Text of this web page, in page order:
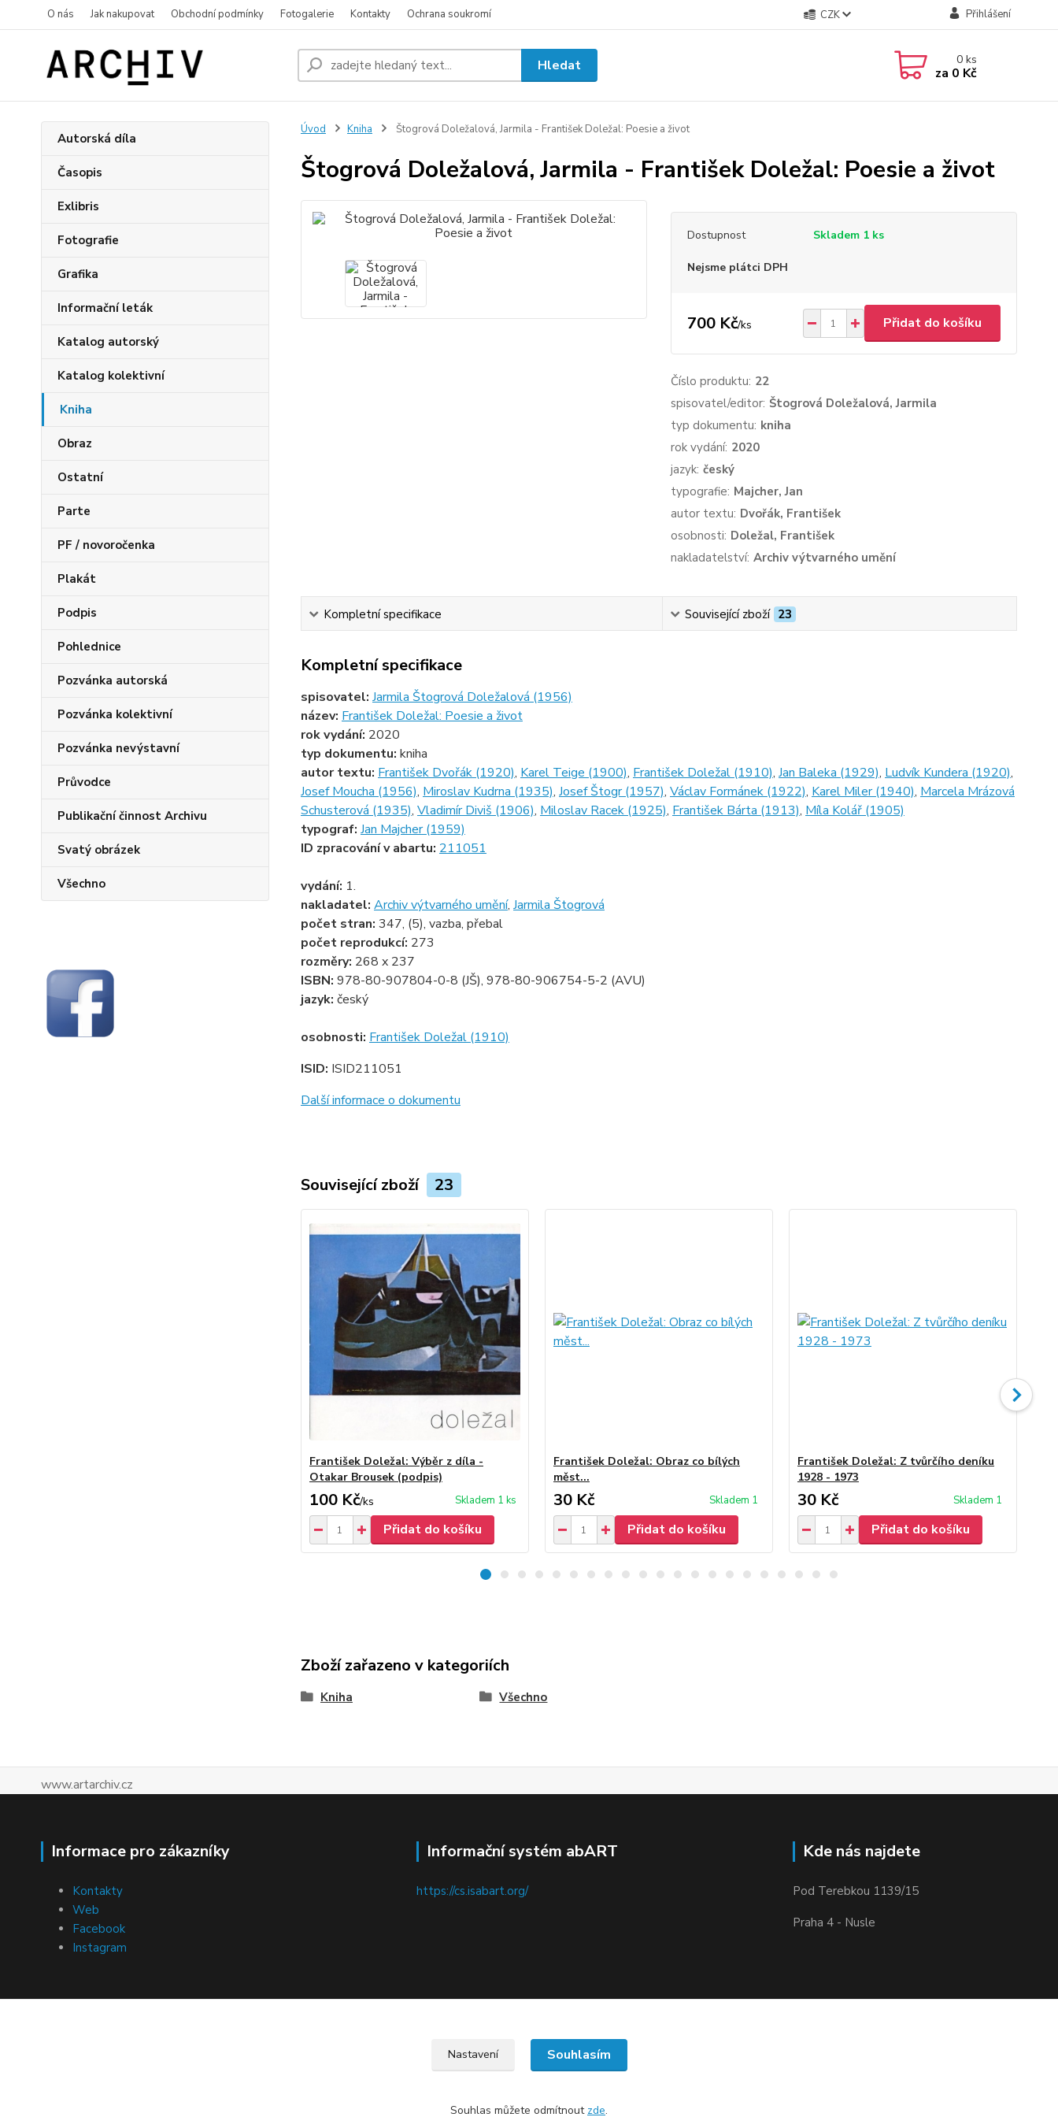
O nás Jak nakupovat Obchodní podmínky Fotogalerie Kontakty Ochrana soukromí CZK Přihlášení
Hledat 0ks
za 0 Kč
Autorská díla
Časopis
Exlibris
Fotografie
Grafika
Informační leták
Katalog autorský
Katalog kolektivní
Kniha
Obraz
Ostatní
Parte
PF / novoročenka
Plakát
Podpis
Pohlednice
Pozvánka autorská
Pozvánka kolektivní
Pozvánka nevýstavní
Průvodce
Publikační činnost Archivu
Svatý obrázek
Všechno
Úvod Kniha Štogrová Doležalová, Jarmila - František Doležal: Poesie a život
Štogrová Doležalová, Jarmila - František Doležal: Poesie a život
Dostupnost Skladem 1 ks
Nejsme plátci DPH
700 Kč/ks Přidat do košíku
Číslo produktu: 22
spisovatel/editor: Štogrová Doležalová, Jarmila
typ dokumentu: kniha
rok vydání: 2020
jazyk: český
typografie: Majcher, Jan
autor textu: Dvořák, František
osobnosti: Doležal, František
nakladatelství: Archiv výtvarného umění
Kompletní specifikace Související zboží 23
Kompletní specifikace
spisovatel: Jarmila Štogrová Doležalová (1956)
název: František Doležal: Poesie a život
rok vydání: 2020
typ dokumentu: kniha
autor textu: František Dvořák (1920), Karel Teige (1900), František Doležal (1910), Jan Baleka (1929), Ludvík Kundera (1920),
Josef Moucha (1956), Miroslav Kudrna (1935), Josef Štogr (1957), Václav Formánek (1922), Karel Miler (1940), Marcela Mrázová
Schusterová (1935), Vladimír Diviš (1906), Miloslav Racek (1925), František Bárta (1913), Míla Kolář (1905)
typograf: Jan Majcher (1959)
ID zpracování v abartu: 211051
vydání: 1.
nakladatel: Archiv výtvarného umění, Jarmila Štogrová
počet stran: 347, (5), vazba, přebal
počet reprodukcí: 273
rozměry: 268 x 237
ISBN: 978-80-907804-0-8 (JŠ), 978-80-906754-5-2 (AVU)
jazyk: český
osobnosti: František Doležal (1910)
ISID: ISID211051
Další informace o dokumentu
Související zboží 23
František Doležal: Výběr z díla -
Otakar Brousek (podpis)
100 Kč/ks Skladem 1 ks
Přidat do košíku
František Doležal: Obraz co bílých
měst...
30 Kč Skladem 1
Přidat do košíku
František Doležal: Z tvůrčího deníku
1928 - 1973
30 Kč Skladem 1
Přidat do košíku
Zboží zařazeno v kategoriích
Kniha Všechno
www.artarchiv.cz
Informace pro zákazníky
Kontakty
Web
Facebook
Instagram
Informační systém abART
https://cs.isabart.org/
Kde nás najdete
Pod Terebkou 1139/15
Praha 4 - Nusle
Upravit sběr cookies.
Nastavení Souhlasím
Souhlas můžete odmítnout zde.